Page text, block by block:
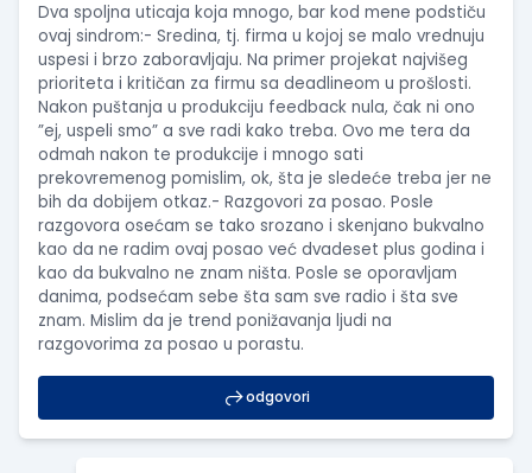
Dva spoljna uticaja koja mnogo, bar kod mene podstiču
ovaj sindrom:- Sredina, tj. firma u kojoj se malo vrednuju
uspesi i brzo zaboravljaju. Na primer projekat najvišeg
prioriteta i kritičan za firmu sa deadlineom u prošlosti.
Nakon puštanja u produkciju feedback nula, čak ni ono
”ej, uspeli smo” a sve radi kako treba. Ovo me tera da
odmah nakon te produkcije i mnogo sati
prekovremenog pomislim, ok, šta je sledeće treba jer ne
bih da dobijem otkaz.- Razgovori za posao. Posle
razgovora osećam se tako srozano i skenjano bukvalno
kao da ne radim ovaj posao već dvadeset plus godina i
kao da bukvalno ne znam ništa. Posle se oporavljam
danima, podsećam sebe šta sam sve radio i šta sve
znam. Mislim da je trend ponižavanja ljudi na
razgovorima za posao u porastu.
odgovori